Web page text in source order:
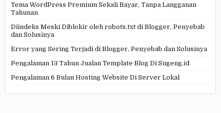
Tema WordPress Premium Sekali Bayar, Tanpa Langganan
Tahunan
Diindeks Meski Diblokir oleh robots.txt di Blogger, Penyebab
dan Solusinya
Error yang Sering Terjadi di Blogger, Penyebab dan Solusinya
Pengalaman 13 Tahun Jualan Template Blog Di Sugeng.id
Pengalaman 6 Bulan Hosting Website Di Server Lokal